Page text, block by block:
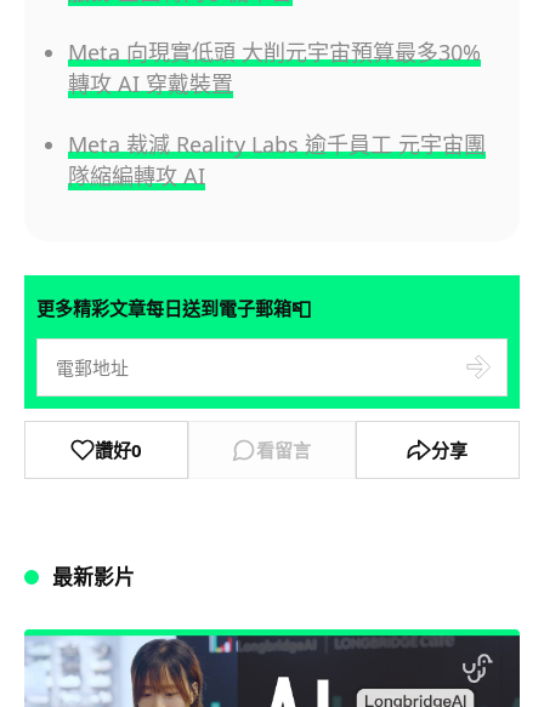
Meta 向現實低頭 大削元宇宙預算最多30%
轉攻 AI 穿戴裝置
Meta 裁減 Reality Labs 逾千員工 元宇宙團
隊縮編轉攻 AI
更多精彩文章每日送到電子郵箱📮
讚好0 看留言 分享
最新影片